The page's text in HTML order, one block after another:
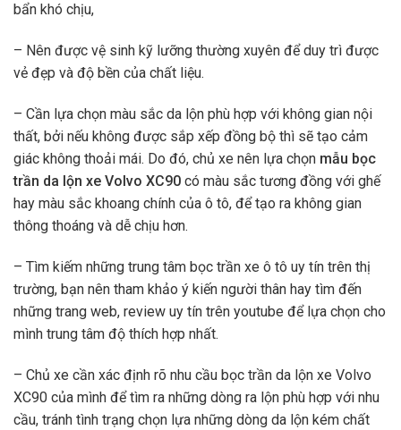
bẩn khó chịu,
– Nên được vệ sinh kỹ lưỡng thường xuyên để duy trì được
vẻ đẹp và độ bền của chất liệu.
– Cần lựa chọn màu sắc da lộn phù hợp với không gian nội
thất, bởi nếu không được sắp xếp đồng bộ thì sẽ tạo cảm
giác không thoải mái. Do đó, chủ xe nên lựa chọn mẫu bọc
trần da lộn xe Volvo XC90 có màu sắc tương đồng với ghế
hay màu sắc khoang chính của ô tô, để tạo ra không gian
thông thoáng và dễ chịu hơn.
– Tìm kiếm những trung tâm bọc trần xe ô tô uy tín trên thị
trường, bạn nên tham khảo ý kiến người thân hay tìm đến
những trang web, review uy tín trên youtube để lựa chọn cho
mình trung tâm độ thích hợp nhất.
– Chủ xe cần xác định rõ nhu cầu bọc trần da lộn xe Volvo
XC90 của mình để tìm ra những dòng ra lộn phù hợp với nhu
cầu, tránh tình trạng chọn lựa những dòng da lộn kém chất